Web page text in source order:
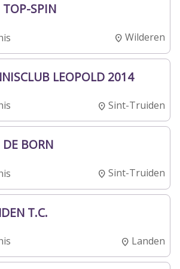
TOP-SPIN
Wilderen
LEOPOLD 2014
Sint-Truiden
DE BORN
Sint-Truiden
T.C.
Landen